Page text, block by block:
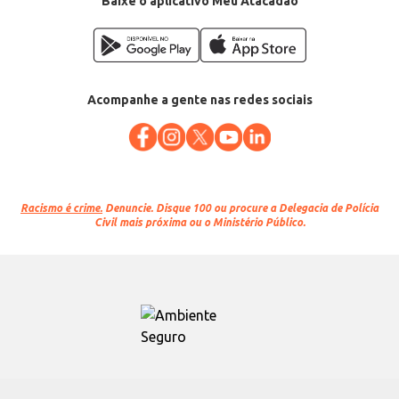
Acompanhe a gente nas redes sociais
Racismo é crime. Denuncie. Disque 100 ou procure a Delegacia de Polícia
Civil mais próxima ou o Ministério Público.